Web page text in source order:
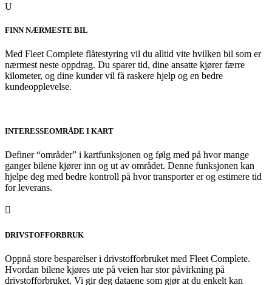
U
FINN NÆRMESTE BIL
Med Fleet Complete flåtestyring vil du alltid vite hvilken bil som er
nærmest neste oppdrag. Du sparer tid, dine ansatte kjører færre
kilometer, og dine kunder vil få raskere hjelp og en bedre
kundeopplevelse.
INTERESSEOMRÅDE I KART
Definer “områder” i kartfunksjonen og følg med på hvor mange
ganger bilene kjører inn og ut av området. Denne funksjonen kan
hjelpe deg med bedre kontroll på hvor transporter er og estimere tid
for leverans.

DRIVSTOFFORBRUK
Oppnå store besparelser i drivstofforbruket med Fleet Complete.
Hvordan bilene kjøres ute på veien har stor påvirkning på
drivstofforbruket. Vi gir deg dataene som gjør at du enkelt kan